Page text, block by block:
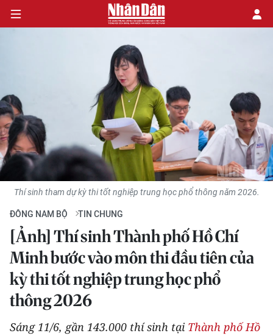
KINH TẾ
VĂN HÓA
XÃ HỘI
DU LỊCH
THẾ GIỚI
THỂ THAO
Thí sinh tham dự kỳ thi tốt nghiệp trung học phổ thông năm 2026.
ĐÔNG NAM BỘ TIN CHUNG
[Ảnh] Thí sinh Thành phố Hồ Chí
Minh bước vào môn thi đầu tiên của
kỳ thi tốt nghiệp trung học phổ
thông 2026
Sáng 11/6, gần 143.000 thí sinh tại Thành phố Hồ